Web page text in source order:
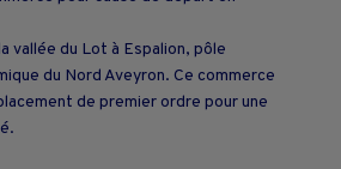
vallée du Lot à Espalion, pôle
du Nord Aveyron. Ce commerce
de premier ordre pour une